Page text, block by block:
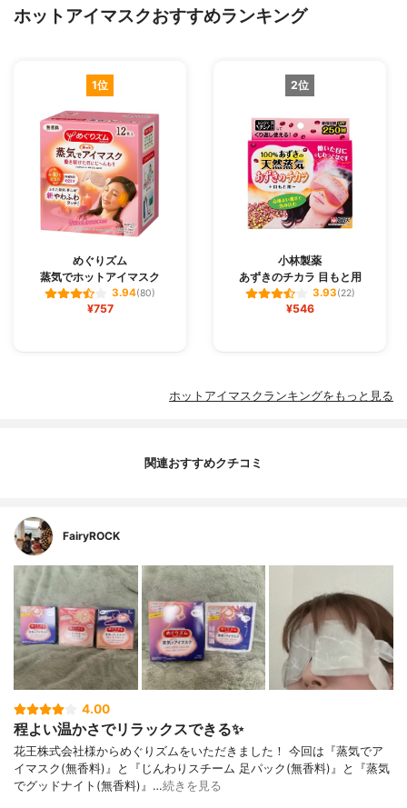
ホットアイマスクおすすめランキング
1位
めぐりズム
蒸気でホットアイマスク
3.94(80)
¥757
2位
小林製薬
あずきのチカラ 目もと用
3.93(22)
¥546
ホットアイマスクランキングをもっと見る
関連おすすめクチコミ
FairyROCK
4.00
程よい温かさでリラックスできる✨
花王株式会社様からめぐりズムをいただきました！ 今回は『蒸気でア
イマスク(無香料)』と『じんわりスチーム 足パック(無香料)』と『蒸気
でグッドナイト(無香料)』…続きを見る